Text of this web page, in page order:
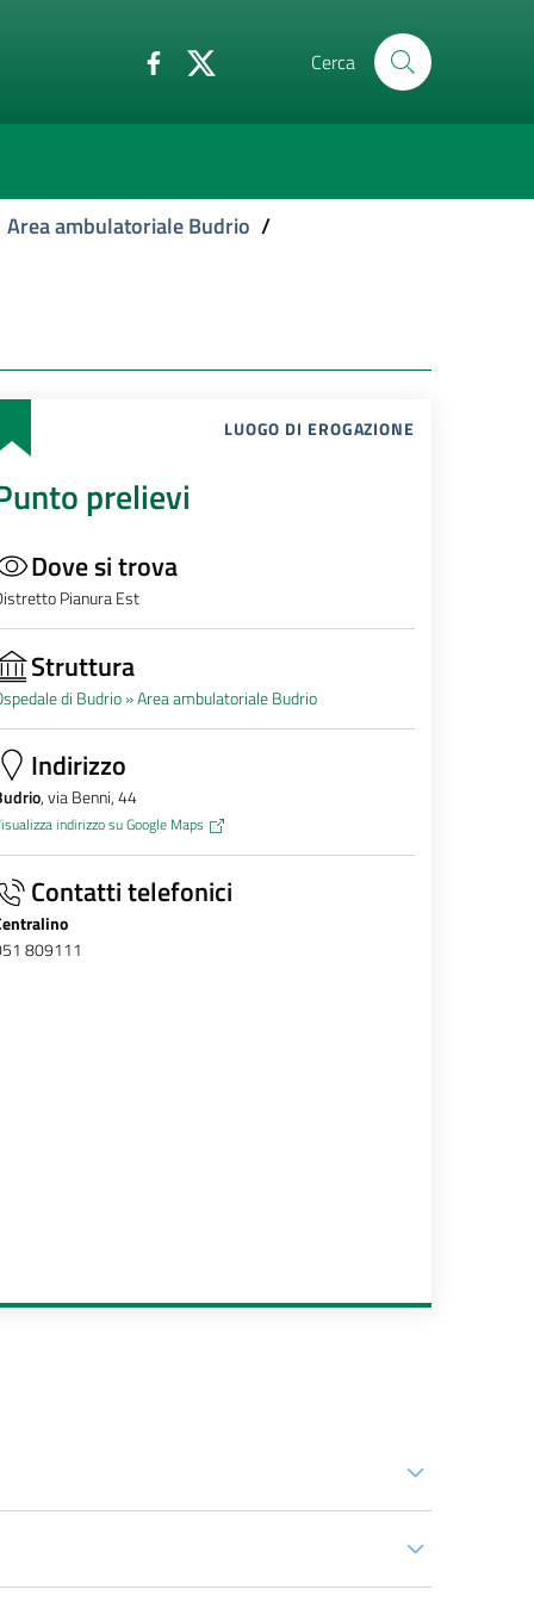
Cerca
Area ambulatoriale Budrio /
LUOGO DI EROGAZIONE
prelievi
Dove si trova
Pianura Est
Struttura
di Budrio »Area ambulatoriale Budrio
Indirizzo
, via Benni, 44
indirizzo su Google Maps
Contatti telefonici
809111